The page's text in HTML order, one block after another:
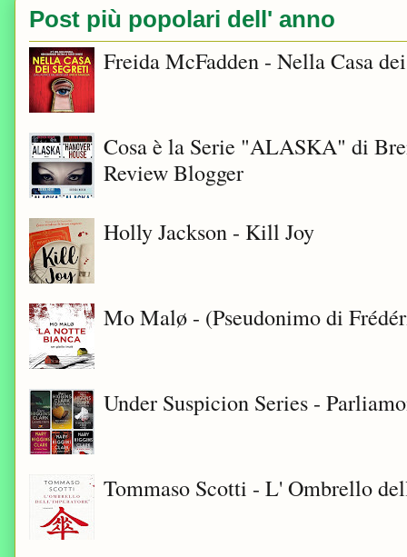
Post più popolari dell' anno
Freida McFadden - Nella Casa
Cosa è la Serie "ALASKA" di
Review Blogger
Holly Jackson - Kill Joy
Mo Malø - (Pseudonimo di
Under Suspicion Series -
Tommaso Scotti - L' Ombrello